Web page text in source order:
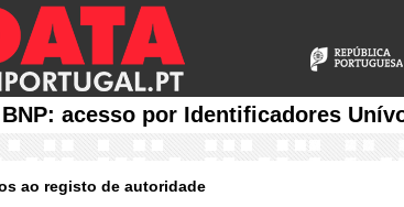
acesso por Identificadores
ao registo de autoridade